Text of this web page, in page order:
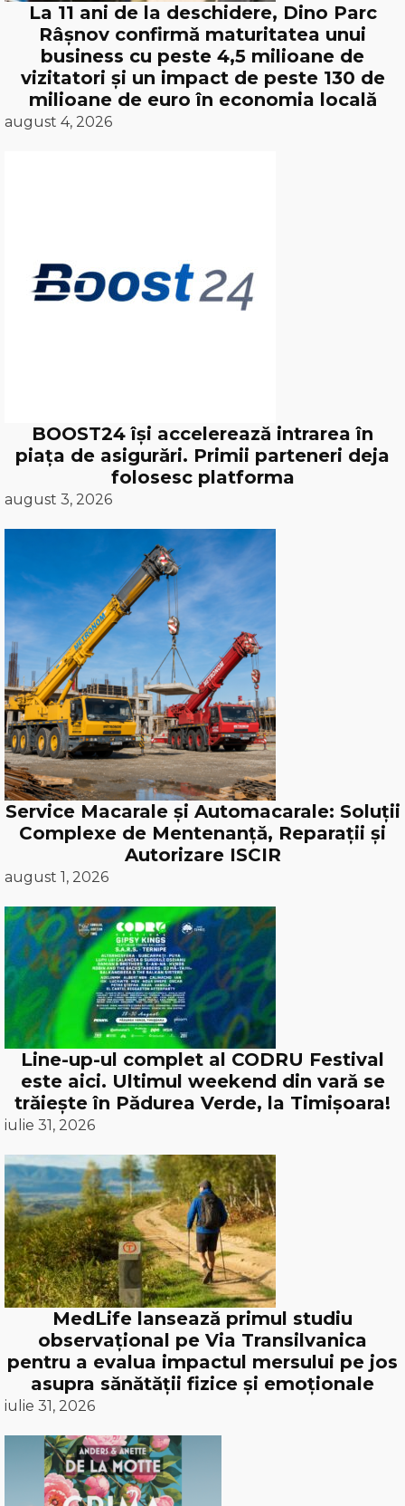
La 11 ani de la deschidere, Dino Parc
Râșnov confirmă maturitatea unui
business cu peste 4,5 milioane de
vizitatori și un impact de peste 130 de
milioane de euro în economia locală
august 4, 2026
BOOST24 își accelerează intrarea în
piața de asigurări. Primii parteneri deja
folosesc platforma
august 3, 2026
Service Macarale și Automacarale: Soluții
Complexe de Mentenanță, Reparații și
Autorizare ISCIR
august 1, 2026
Line-up-ul complet al CODRU Festival
este aici. Ultimul weekend din vară se
trăiește în Pădurea Verde, la Timișoara!
iulie 31, 2026
MedLife lansează primul studiu
observațional pe Via Transilvanica
pentru a evalua impactul mersului pe jos
asupra sănătății fizice și emoționale
iulie 31, 2026